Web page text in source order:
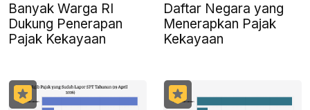
Banyak Warga RI
Dukung Penerapan
Pajak Kekayaan
Daftar Negara yang
Menerapkan Pajak
Kekayaan